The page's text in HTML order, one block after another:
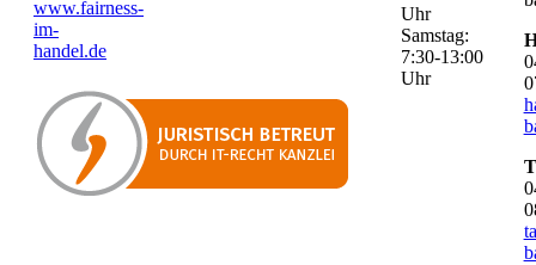
www.fairness-
im-
handel.de
Uhr
Samstag:
7:30-13:00
Uhr